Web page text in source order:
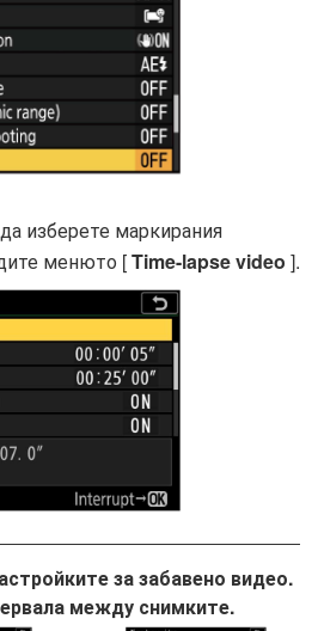
изберете маркирания
менюто [Time-lapse video ].
за забавено видео.
между снимките.